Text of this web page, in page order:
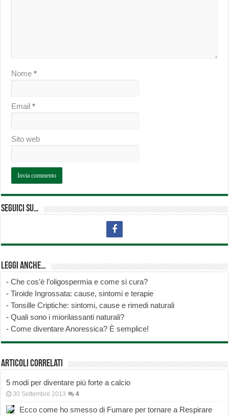
Nome*
Email*
Sito web
Seguici su…
Leggi anche…
-Che cos’è l’oligospermia e come si cura?
-Tiroide Ingrossata: cause, sintomi e terapie
-Tonsille Criptiche: sintomi, cause e rimedi naturali
-Quali sono i miorilassanti naturali?
-Come diventare Anoressica? È semplice!
Articoli correlati
5 modi per diventare più forte a calcio
30 Settembre 2013 4
Ecco come ho smesso di Fumare per tornare a Respirare